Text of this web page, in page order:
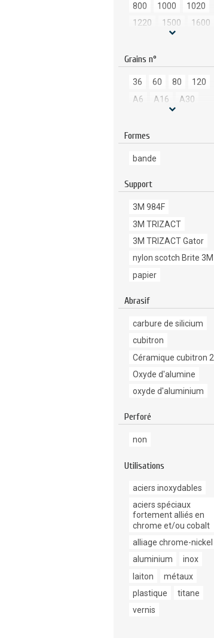
800 1000
1020
1220
1500
1600
3350
Grains n°
36 60 80
120
A6
A16
A30
A160
Formes
bande
Support
3M 984F
3M TRIZACT
3M TRIZACT Gator
nylon scotch Brite 3M
papier
Abrasif
carbure de silicium
cubitron
Céramique cubitron 2
Oxyde d'alumine
oxyde d'aluminium
Perforé
non
Utilisations
aciers inoxydables
aciers spéciaux
fortement alliés en
chrome et/ou cobalt
alliage chrome-nickel
aluminium
inox
laiton
métaux
plastique
titane
vernis